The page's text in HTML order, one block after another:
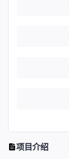
项目介绍